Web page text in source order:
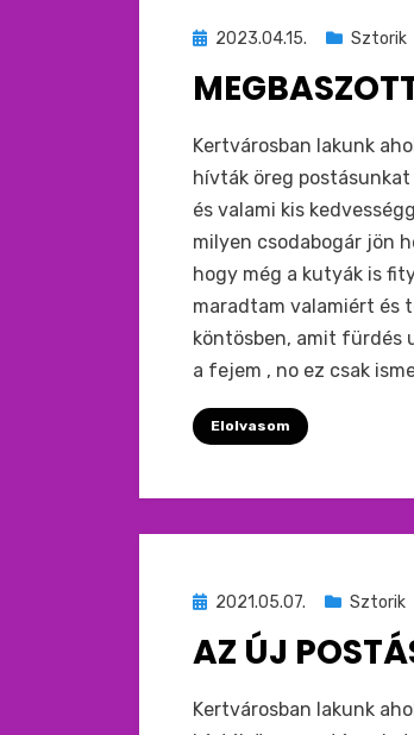
Beküldve
2023.04.15. Sztorik
bymonkey
Kertvárosban lakunk
hívták öreg
és valami kis
milyen csodabogár jön
hogy még a kutyák is
maradtam valamiért és
köntösben, amit fürdés
a fejem , no ez csak
Elolvasom
Beküldve
:
2021.05.07. Sztorik
AZ ÚJ
bymonkey
Kertvárosban lakunk